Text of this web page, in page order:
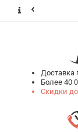
Доставка
Более 40
Скидки до